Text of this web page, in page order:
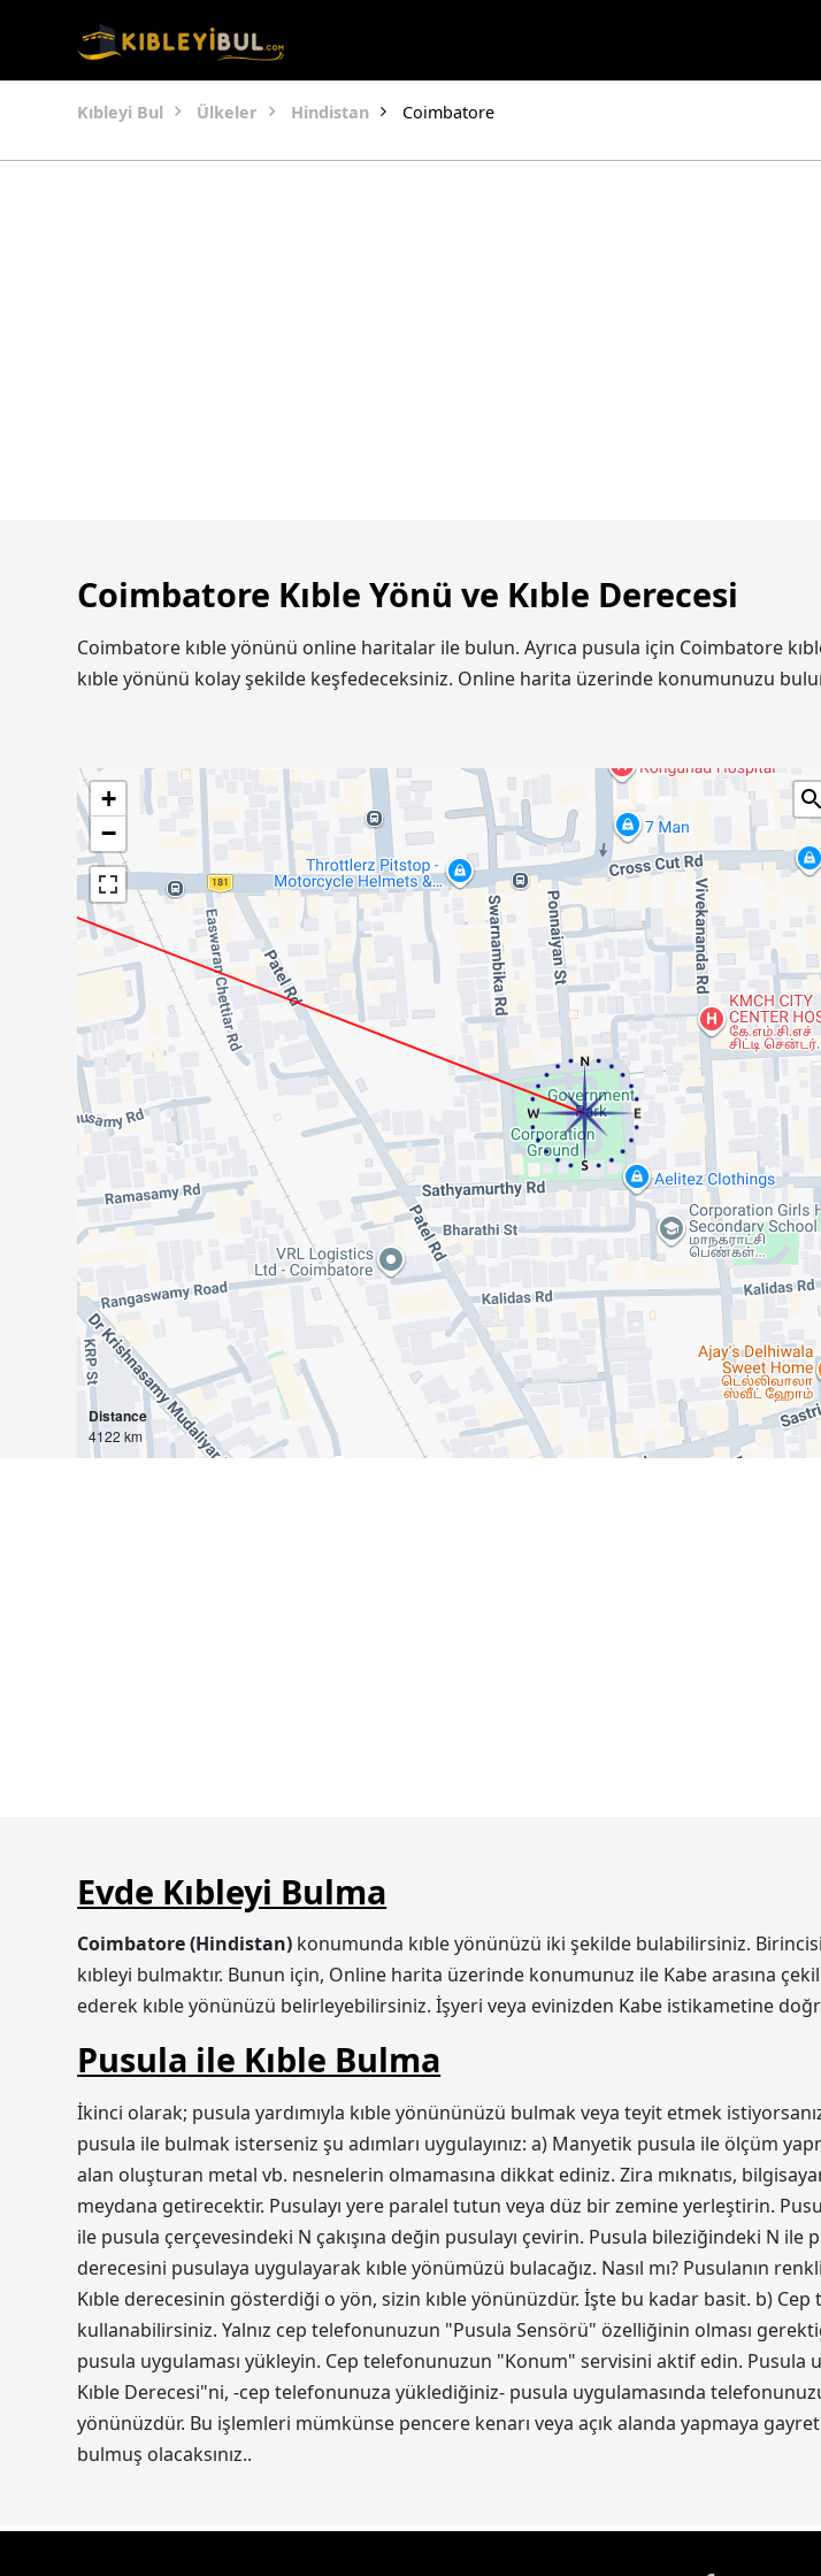
Kıbleyi Bul Ülkeler Hindistan Coimbatore
Coimbatore Kıble Yönü ve Kıble Derecesi
Coimbatore kıble yönünü online haritalar ile bulun. Ayrıca pusula için Coimbatore
kıble yönünü kolay şekilde keşfedeceksiniz. Online harita üzerinde konumunuzu
+
−
Distance
4122 km
Evde Kıbleyi Bulma
Coimbatore (Hindistan) konumunda kıble yönünüzü iki şekilde bulabilirsiniz.
kıbleyi bulmaktır. Bunun için, Online harita üzerinde konumunuz ile Kabe arasına
ederek kıble yönünüzü belirleyebilirsiniz. İşyeri veya evinizden Kabe istikametine
Pusula ile Kıble Bulma
İkinci olarak; pusula yardımıyla kıble yönününüzü bulmak veya teyit etmek
pusula ile bulmak isterseniz şu adımları uygulayınız: a) Manyetik pusula ile ölçüm
alan oluşturan metal vb. nesnelerin olmamasına dikkat ediniz. Zira mıknatıs,
meydana getirecektir. Pusulayı yere paralel tutun veya düz bir zemine yerleştirin.
ile pusula çerçevesindeki N çakışına değin pusulayı çevirin. Pusula bileziğindeki N
derecesini pusulaya uygulayarak kıble yönümüzü bulacağız. Nasıl mı? Pusulanın
Kıble derecesinin gösterdiği o yön, sizin kıble yönünüzdür. İşte bu kadar basit. b)
kullanabilirsiniz. Yalnız cep telefonunuzun "Pusula Sensörü" özelliğinin olması
pusula uygulaması yükleyin. Cep telefonunuzun "Konum" servisini aktif edin. Pusula
Kıble Derecesi"ni, -cep telefonunuza yüklediğiniz- pusula uygulamasında
yönünüzdür. Bu işlemleri mümkünse pencere kenarı veya açık alanda yapmaya
bulmuş olacaksınız..